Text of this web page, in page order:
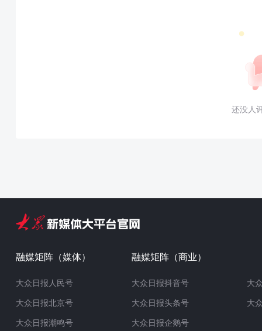
还没人
融媒矩阵（媒体）
大众日报人民号
大众日报北京号
大众日报潮鸣号
融媒矩阵（商业）
大众日报抖音号
大众日报头条号
大众日报企鹅号
大
大